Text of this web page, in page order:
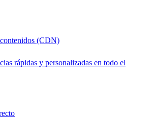
(CDN)
rápidas y personalizadas en todo el